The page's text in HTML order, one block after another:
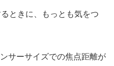
ときに、もっとも気をつ
サーサイズでの焦点距離が